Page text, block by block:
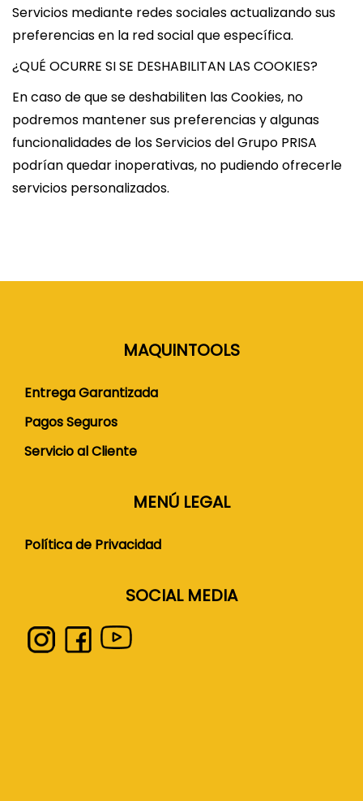
Servicios mediante redes sociales actualizando sus
preferencias en la red social que específica.
¿QUÉ OCURRE SI SE DESHABILITAN LAS COOKIES?
En caso de que se deshabiliten las Cookies, no
podremos mantener sus preferencias y algunas
funcionalidades de los Servicios del Grupo PRISA
podrían quedar inoperativas, no pudiendo ofrecerle
servicios personalizados.
MAQUINTOOLS
Entrega Garantizada
Pagos Seguros
Servicio al Cliente
MENÚ LEGAL
Política de Privacidad
SOCIAL MEDIA